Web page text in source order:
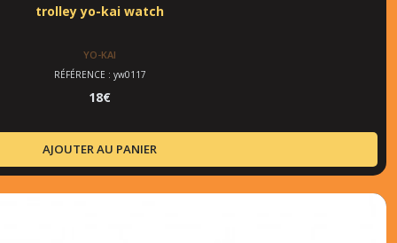
trolley yo-kai watch
YO-KAI
RÉFÉRENCE : yw0117
18€
AJOUTER AU PANIER